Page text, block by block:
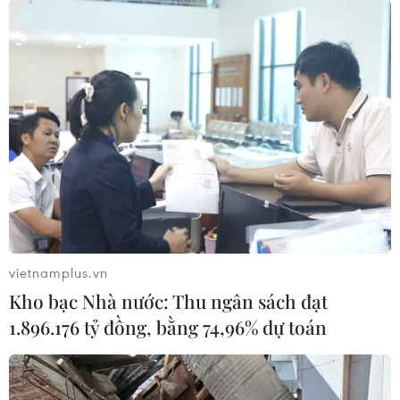
CƠ QUAN CHỦ QUẢN: THÔNG TẤN XÃ VIỆT NAM
Tổng Biên tập: TRẦN TIẾN DUẨN
Phó Tổng Biên tập: NGUYỄN THỊ TÁM, KHÚC THANH
THỦY
Sở hữu trí tuệ
Quy định sử dụng
RSS
Hỗ trợ
Ngôn ngữ
TTXVN
Dịch vụ tin
Liên hệ
vietnamplus.vn
Kho bạc Nhà nước: Thu ngân sách đạt
1.896.176 tỷ đồng, bằng 74,96% dự toán